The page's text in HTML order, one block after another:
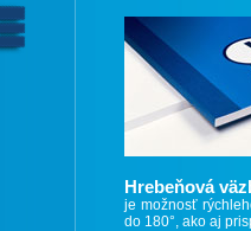
Hrebeňová
je možnosť
do 180°, ako aj